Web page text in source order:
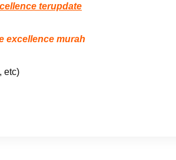
terupdate
excellence murah
etc)